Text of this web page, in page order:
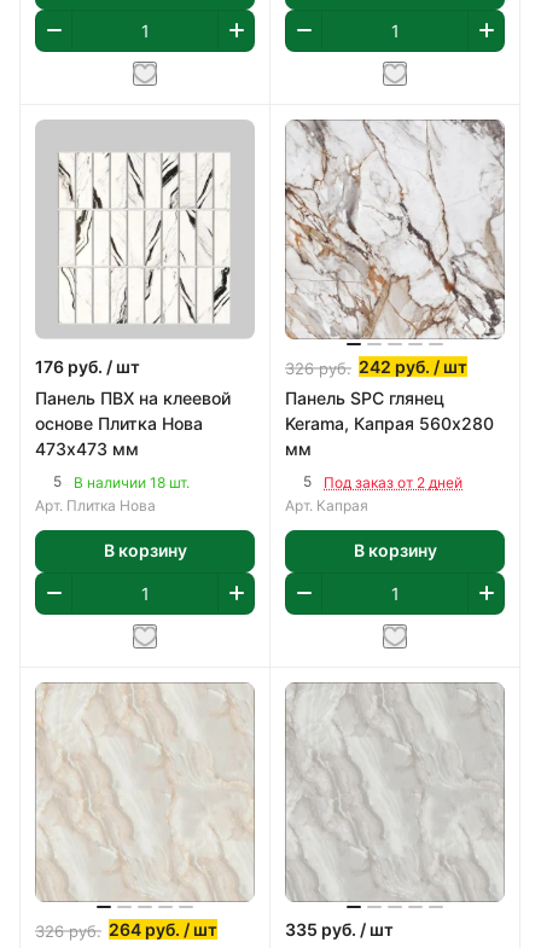
176 руб. / шт
Панель ПВХ на клеевой
основе Плитка Нова
473х473 мм
5
В наличии 18 шт.
Арт. Плитка Нова
В корзину
326руб. 242 руб. / шт
Панель SPC глянец
Kerama, Капрая 560х280
мм
5
Под заказ от 2 дней
Арт. Капрая
В корзину
326руб. 264 руб. / шт
335 руб. / шт